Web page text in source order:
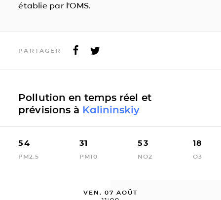
établie par l'OMS.
PARTAGER
Pollution en temps réel et
prévisions à Kalininskiy
54
PM2.5
31
PM10
53
NO2
18
O3
VEN. 07 AOÛT